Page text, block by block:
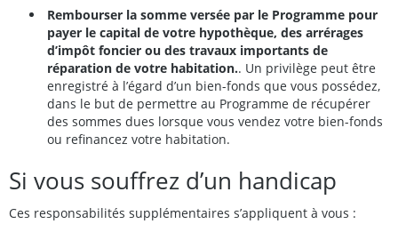
Rembourser la somme versée par le Programme pour
payer le capital de votre hypothèque, des arrérages
d’impôt foncier ou des travaux importants de
réparation de votre habitation.. Un privilège peut être
enregistré à l’égard d’un bien-fonds que vous possédez,
dans le but de permettre au Programme de récupérer
des sommes dues lorsque vous vendez votre bien-fonds
ou refinancez votre habitation.
Si vous souffrez d’un handicap
Ces responsabilités supplémentaires s’appliquent à vous :